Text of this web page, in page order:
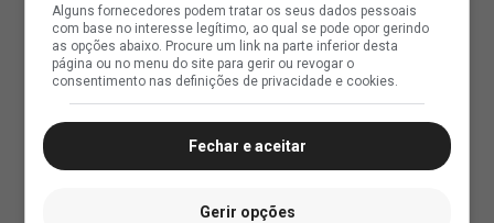
Alguns fornecedores podem tratar os seus dados pessoais
com base no interesse legítimo, ao qual se pode opor gerindo
as opções abaixo. Procure um link na parte inferior desta
página ou no menu do site para gerir ou revogar o
consentimento nas definições de privacidade e cookies.
Fechar e aceitar
Gerir opções